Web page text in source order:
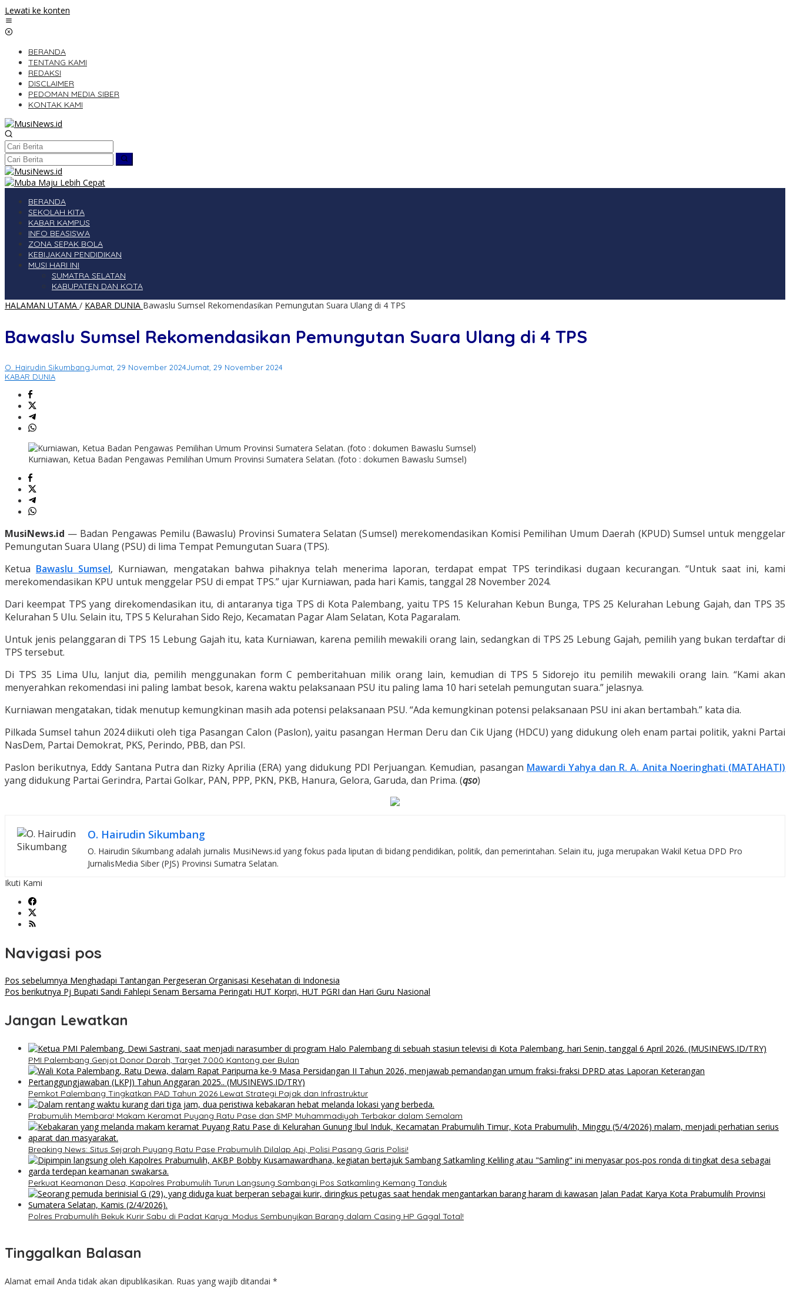
Lewati ke konten
BERANDA
TENTANG KAMI
REDAKSI
DISCLAIMER
PEDOMAN MEDIA SIBER
KONTAK KAMI
BERANDA
SEKOLAH KITA
KABAR KAMPUS
INFO BEASISWA
ZONA SEPAK BOLA
KEBIJAKAN PENDIDIKAN
MUSI HARI INI
SUMATRA SELATAN
KABUPATEN DAN KOTA
HALAMAN UTAMA / KABAR DUNIA Bawaslu Sumsel Rekomendasikan Pemungutan Suara Ulang di 4 TPS
Bawaslu Sumsel Rekomendasikan Pemungutan Suara Ulang di 4 TPS
O. Hairudin SikumbangJumat, 29 November 2024Jumat, 29 November 2024
KABAR DUNIA
Kurniawan, Ketua Badan Pengawas Pemilihan Umum Provinsi Sumatera Selatan. (foto : dokumen Bawaslu Sumsel)
MusiNews.id — Badan Pengawas Pemilu (Bawaslu) Provinsi Sumatera Selatan (Sumsel) merekomendasikan Komisi Pemilihan Umum Daerah (KPUD) Sumsel untuk menggelar
Pemungutan Suara Ulang (PSU) di lima Tempat Pemungutan Suara (TPS).
Ketua Bawaslu Sumsel, Kurniawan, mengatakan bahwa pihaknya telah menerima laporan, terdapat empat TPS terindikasi dugaan kecurangan. “Untuk saat ini, kami
merekomendasikan KPU untuk menggelar PSU di empat TPS.” ujar Kurniawan, pada hari Kamis, tanggal 28 November 2024.
Dari keempat TPS yang direkomendasikan itu, di antaranya tiga TPS di Kota Palembang, yaitu TPS 15 Kelurahan Kebun Bunga, TPS 25 Kelurahan Lebung Gajah, dan TPS 35
Kelurahan 5 Ulu. Selain itu, TPS 5 Kelurahan Sido Rejo, Kecamatan Pagar Alam Selatan, Kota Pagaralam.
Untuk jenis pelanggaran di TPS 15 Lebung Gajah itu, kata Kurniawan, karena pemilih mewakili orang lain, sedangkan di TPS 25 Lebung Gajah, pemilih yang bukan terdaftar di
TPS tersebut.
Di TPS 35 Lima Ulu, lanjut dia, pemilih menggunakan form C pemberitahuan milik orang lain, kemudian di TPS 5 Sidorejo itu pemilih mewakili orang lain. “Kami akan
menyerahkan rekomendasi ini paling lambat besok, karena waktu pelaksanaan PSU itu paling lama 10 hari setelah pemungutan suara.” jelasnya.
Kurniawan mengatakan, tidak menutup kemungkinan masih ada potensi pelaksanaan PSU. “Ada kemungkinan potensi pelaksanaan PSU ini akan bertambah.” kata dia.
Pilkada Sumsel tahun 2024 diikuti oleh tiga Pasangan Calon (Paslon), yaitu pasangan Herman Deru dan Cik Ujang (HDCU) yang didukung oleh enam partai politik, yakni Partai
NasDem, Partai Demokrat, PKS, Perindo, PBB, dan PSI.
Paslon berikutnya, Eddy Santana Putra dan Rizky Aprilia (ERA) yang didukung PDI Perjuangan. Kemudian, pasangan Mawardi Yahya dan R. A. Anita Noeringhati (MATAHATI)
yang didukung Partai Gerindra, Partai Golkar, PAN, PPP, PKN, PKB, Hanura, Gelora, Garuda, dan Prima. (qso)
O. Hairudin Sikumbang
O. Hairudin Sikumbang adalah jurnalis MusiNews.id yang fokus pada liputan di bidang pendidikan, politik, dan pemerintahan. Selain itu, juga merupakan Wakil Ketua DPD Pro
JurnalisMedia Siber (PJS) Provinsi Sumatra Selatan.
Ikuti Kami
Navigasi pos
Pos sebelumnya Menghadapi Tantangan Pergeseran Organisasi Kesehatan di Indonesia
Pos berikutnya Pj Bupati Sandi Fahlepi Senam Bersama Peringati HUT Korpri, HUT PGRI dan Hari Guru Nasional
Jangan Lewatkan
PMI Palembang Genjot Donor Darah, Target 7.000 Kantong per Bulan
Pemkot Palembang Tingkatkan PAD Tahun 2026 Lewat Strategi Pajak dan Infrastruktur
Prabumulih Membara! Makam Keramat Puyang Ratu Pase dan SMP Muhammadiyah Terbakar dalam Semalam
Breaking News: Situs Sejarah Puyang Ratu Pase Prabumulih Dilalap Api, Polisi Pasang Garis Polisi!
Perkuat Keamanan Desa, Kapolres Prabumulih Turun Langsung Sambangi Pos Satkamling Kemang Tanduk
Polres Prabumulih Bekuk Kurir Sabu di Padat Karya: Modus Sembunyikan Barang dalam Casing HP Gagal Total!
Tinggalkan Balasan
Alamat email Anda tidak akan dipublikasikan. Ruas yang wajib ditandai *